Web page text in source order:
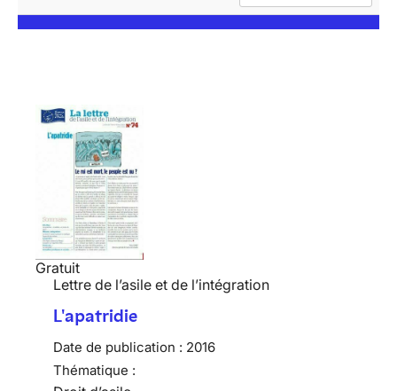
Gratuit
Lettre de l’asile et de l’intégration
L'apatridie
Date de publication : 2016
Thématique :